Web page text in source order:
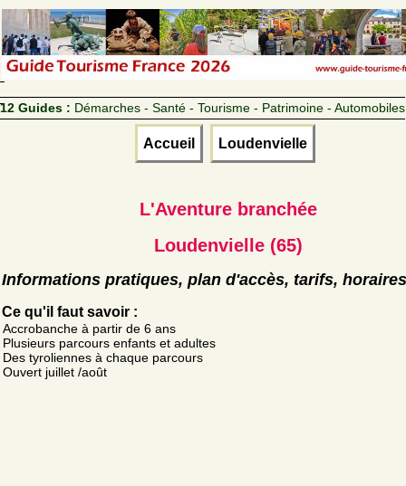
12 Guides : Démarches - Santé - Tourisme - Patrimoine - Automobiles
Accueil Loudenvielle
L'Aventure branchée
Loudenvielle (65)
Informations pratiques, plan d'accès, tarifs, horaires
Ce qu'il faut savoir :
Accrobanche à partir de 6 ans
Plusieurs parcours enfants et adultes
Des tyroliennes à chaque parcours
Ouvert juillet /août